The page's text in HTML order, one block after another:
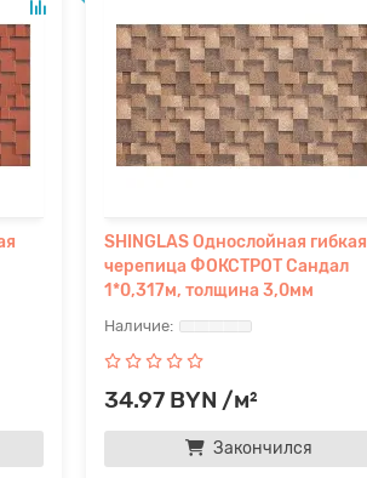
SHINGLAS Однослойная гибкая
черепица ФОКСТРОТ Сандал
1*0,317м, толщина 3,0мм
34.97 BYN /м²
Закончился